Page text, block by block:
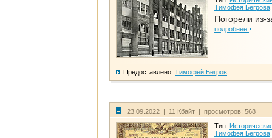
Тимофея Бегрова
Погорели из-
подробнее
Предоставлено: Тимофей Бегров
23.09.2022 | 11 Кбайт | просмотров: 568
Тип:
Тимофея Бегрова